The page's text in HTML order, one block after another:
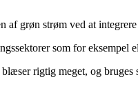
grøn strøm ved at
som for eksempel
rigtig meget, og